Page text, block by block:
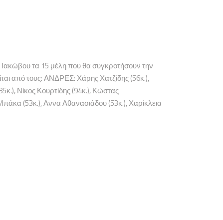
τα 15 μέλη που θα συγκροτήσουν την
από τους: ΑΝΔΡΕΣ: Χάρης Χατζίδης (56κ.),
Νίκος Κουρτίδης (94κ.), Κώστας
(53κ.), Αννα Αθανασιάδου (53κ.), Χαρίκλεια